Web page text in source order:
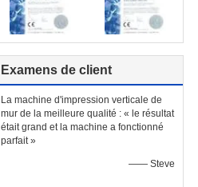
Examens de client
La machine d'impression verticale de
mur de la meilleure qualité : « le résultat
était grand et la machine a fonctionné
parfait »
—— Steve